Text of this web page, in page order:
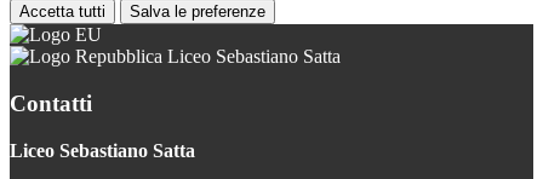
Accetta tutti Salva le preferenze
Liceo Sebastiano Satta
Contatti
Liceo Sebastiano Satta